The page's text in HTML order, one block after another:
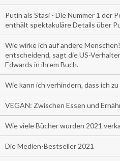
Putin als Stasi - Die Nummer 1 der
enthält spektakuläre Details über
Wie wirke ich auf andere
entscheidend, sagt die US-
Edwards in ihrem Buch.
Wie kann ich verhindern, dass ich
VEGAN: Zwischen Essen und
Wie viele Bücher wurden 2021
Die Medien-Bestseller 2021